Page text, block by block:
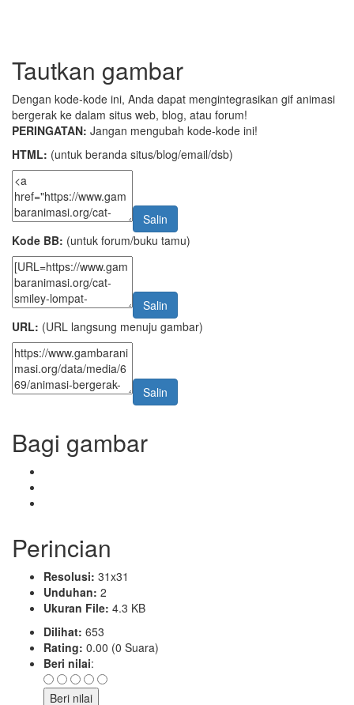
Tautkan gambar
Dengan kode-kode ini, Anda dapat mengintegrasikan gif animasi
bergerak ke dalam situs web, blog, atau forum!
PERINGATAN: Jangan mengubah kode-kode ini!
HTML: (untuk beranda situs/blog/email/dsb)
Salin
Kode BB: (untuk forum/buku tamu)
Salin
URL: (URL langsung menuju gambar)
Salin
Bagi gambar
Perincian
Resolusi: 31x31
Unduhan: 2
Ukuran File: 4.3 KB
Dilihat: 653
Rating: 0.00 (0 Suara)
Beri nilai: